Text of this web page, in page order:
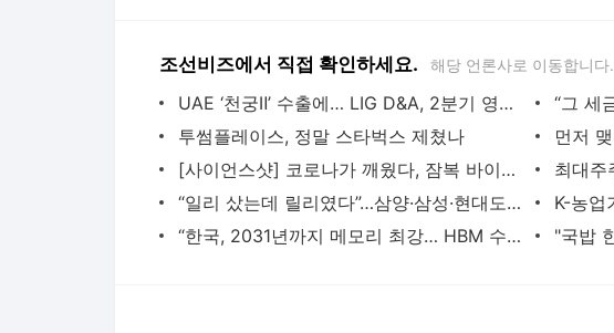
조선비즈에서 직접 확인하세요. 해당 언론사로 이동합니다.
UAE ‘천궁Ⅱ’ 수출에… LIG D&A, 2분기 영업익 30% 성장
투썸플레이스, 정말 스타벅스 제쳤나
[사이언스샷] 코로나가 깨웠다, 잠복 바이러스가 중증 유발
“일리 샀는데 릴리였다”…삼양·삼성·현대도, 헷갈리는 제약·바이오 기업명
“한국, 2031년까지 메모리 최강… HBM 수요처 다변화”